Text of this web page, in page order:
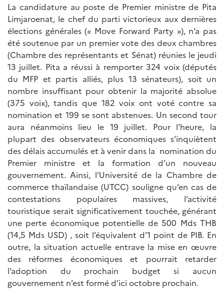
La candidature au poste de Premier ministre de Pita
Limjaroenat, le chef du parti victorieux aux dernières
élections générales (« Move Forward Party »), n’a pas
été soutenue par un premier vote des deux chambres
(Chambre des représentants et Sénat) réunies le jeudi
13 juillet. Pita a réussi à remporter 324 voix (députés
du MFP et partis alliés, plus 13 sénateurs), soit un
nombre insuffisant pour obtenir la majorité absolue
(375 voix), tandis que 182 voix ont voté contre sa
nomination et 199 se sont abstenues. Un second tour
aura néanmoins lieu le 19 juillet. Pour l’heure, la
plupart des observateurs économiques s’inquiètent
des délais accumulés et à venir dans la nomination du
Premier ministre et la formation d’un nouveau
gouvernement. Ainsi, l’Université de la Chambre de
commerce thaïlandaise (UTCC) souligne qu’en cas de
contestations populaires massives, l’activité
touristique serait significativement touchée, générant
une perte économique potentielle de 500 Mds THB
(14,5 Mds USD) , soit l’équivalent d’1 point de PIB. En
outre, la situation actuelle entrave la mise en œuvre
des réformes économiques et pourrait retarder
l’adoption du prochain budget si aucun
gouvernement n’est formé d’ici octobre prochain.